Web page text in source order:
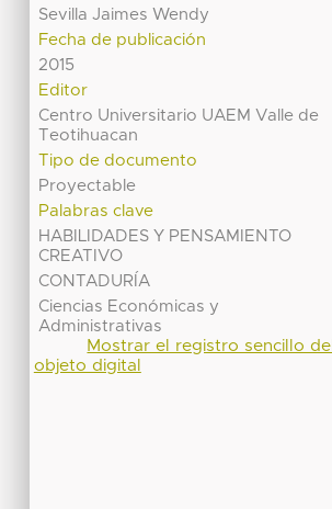
Sevilla Jaimes Wendy
Fecha de publicación
2015
Editor
Centro Universitario UAEM Valle de
Teotihuacan
Tipo de documento
Proyectable
Palabras clave
HABILIDADES Y PENSAMIENTO
CREATIVO
CONTADURÍA
Ciencias Económicas y
Administrativas
Mostrar el registro sencillo del
objeto digital